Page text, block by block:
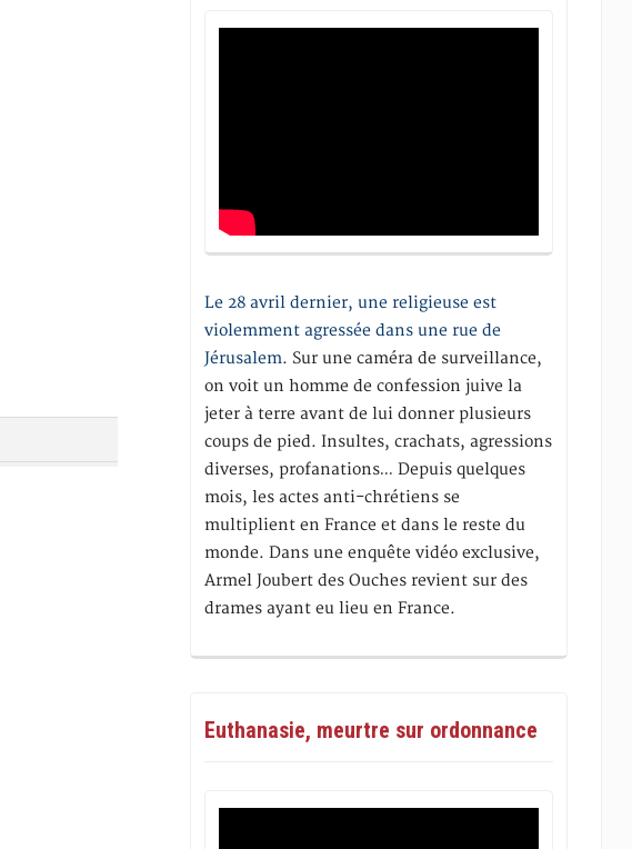
Le 28 avril dernier, une religieuse est
violemment agressée dans une rue de
Jérusalem. Sur une caméra de surveillance,
on voit un homme de confession juive la
jeter à terre avant de lui donner plusieurs
coups de pied. Insultes, crachats, agressions
diverses, profanations… Depuis quelques
mois, les actes anti-chrétiens se
multiplient en France et dans le reste du
monde. Dans une enquête vidéo exclusive,
Armel Joubert des Ouches revient sur des
drames ayant eu lieu en France.
Euthanasie, meurtre sur ordonnance